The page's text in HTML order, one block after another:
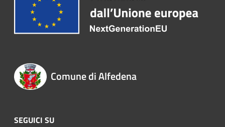
Comune di Alfedena
SEGUICI SU